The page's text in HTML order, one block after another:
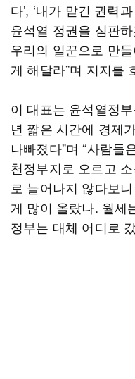
다’, ‘내가 맡긴 권력
윤석열 정권을 심판
우리의 일꾼으로 만
게 해달라”며 지지를
이 대표는 윤석열정
년 짧은 시간에 경제
나빠졌다”며 “사람들
천정부지로 오르고
로 늘어나지 않다보
게 많이 올랐나. 월세
정부는 대체 어디로